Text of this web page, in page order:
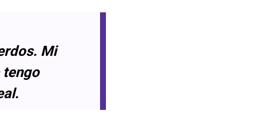
Mi
tengo